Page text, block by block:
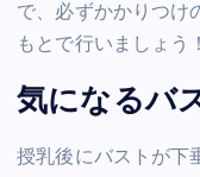
で、必ずかかりつけ
もとで行いましょう！
気になるバ
授乳後にバストが下